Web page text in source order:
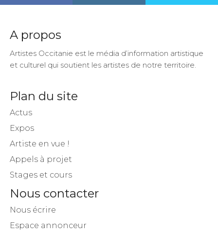
A propos
Artistes Occitanie est le média d’information artistique
et culturel qui soutient les artistes de notre territoire.
Plan du site
Actus
Expos
Artiste en vue !
Appels à projet
Stages et cours
Nous contacter
Nous écrire
Espace annonceur